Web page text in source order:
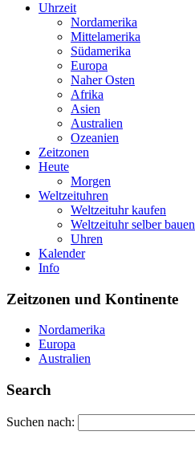
Uhrzeit
Nordamerika
Mittelamerika
Südamerika
Europa
Naher Osten
Afrika
Asien
Australien
Ozeanien
Zeitzonen
Heute
Morgen
Weltzeituhren
Weltzeituhr kaufen
Weltzeituhr selber bauen
Uhren
Kalender
Info
Zeitzonen und Kontinente
Nordamerika
Europa
Australien
Search
Suchen nach: